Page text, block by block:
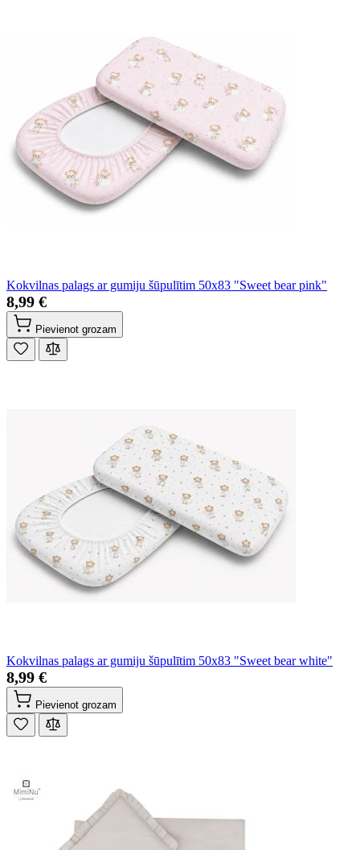
Kokvilnas palags ar gumiju šūpulītim 50x83 "Sweet bear pink"
8,99 €
Pievienot grozam
Kokvilnas palags ar gumiju šūpulītim 50x83 "Sweet bear white"
8,99 €
Pievienot grozam